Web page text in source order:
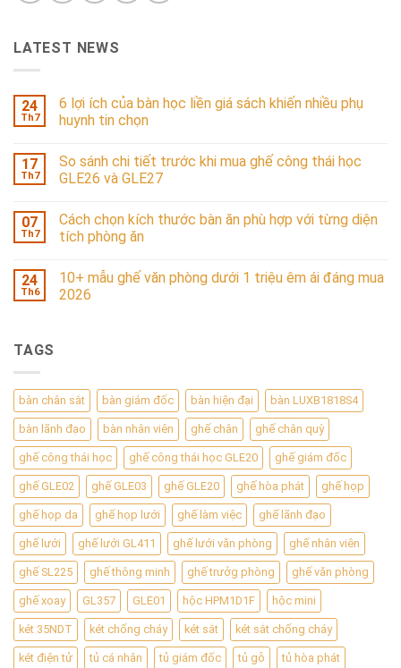
LATEST NEWS
24
Th7
6 lợi ích của bàn học liền giá sách khiến nhiều phụ
huynh tin chọn
17
Th7
So sánh chi tiết trước khi mua ghế công thái học
GLE26 và GLE27
07
Th7
Cách chọn kích thước bàn ăn phù hợp với từng diện
tích phòng ăn
24
Th6
10+ mẫu ghế văn phòng dưới 1 triệu êm ái đáng mua
2026
TAGS
bàn chân sắt bàn giám đốc bàn hiện đại bàn LUXB1818S4
bàn lãnh đạo bàn nhân viên ghế chân ghế chân quỳ
ghế công thái học ghế công thái học GLE20 ghế giám đốc
ghế GLE02 ghế GLE03 ghế GLE20 ghế hòa phát ghế họp
ghế họp da ghế họp lưới ghế làm việc ghế lãnh đạo
ghế lưới ghế lưới GL411 ghế lưới văn phòng ghế nhân viên
ghế SL225 ghế thông minh ghế trưởg phòng ghế văn phòng
ghế xoay GL357 GLE01 hộc HPM1D1F hộc mini
két 35NDT két chống cháy két sắt két sắt chống cháy
két điện tử tủ cá nhân tủ giám đốc tủ gỗ tủ hòa phát